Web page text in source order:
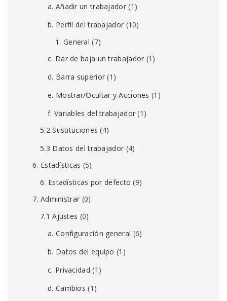
a. Añadir un trabajador(1)
b. Perfil del trabajador (10)
1. General (7)
c. Dar de baja un trabajador (1)
d. Barra superior (1)
e. Mostrar/Ocultar y Acciones (1)
f. Variables del trabajador (1)
5.2 Sustituciones (4)
5.3 Datos del trabajador (4)
6. Estadísticas (5)
6. Estadísticas por defecto (9)
7. Administrar (0)
7.1 Ajustes (0)
a. Configuración general (6)
b. Datos del equipo (1)
c. Privacidad (1)
d. Cambios (1)